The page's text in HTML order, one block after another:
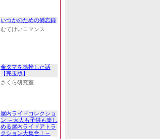
いつかのための備忘録
むてけいロマンス
金タマを捻挫した話
【完玉版】
さくら研究室
屋内ライドコレクショ
ン ～大人も子供も楽し
める屋内ライドアトラ
クション大集合！～